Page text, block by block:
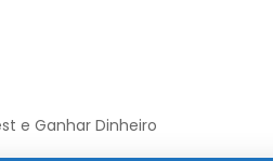
e Ganhar Dinheiro